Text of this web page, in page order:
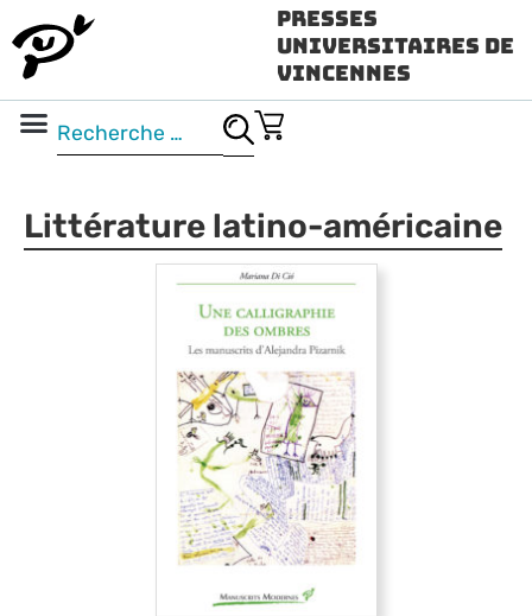
Presses
Universitaires de
Vincennes
Littérature latino-américaine